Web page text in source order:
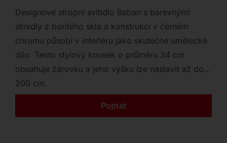
Katalog
Značky
Outlet
Kontakt
Designové stropní svítidlo Baban s barevnými
stínidly z boritého skla a konstrukcí v černém
chromu působí v interiéru jako skutečné umělecké
dílo. Tento stylový kousek o průměru 34 cm
obsahuje žárovku a jeho výšku lze nastavit až do
200 cm.
Poptat